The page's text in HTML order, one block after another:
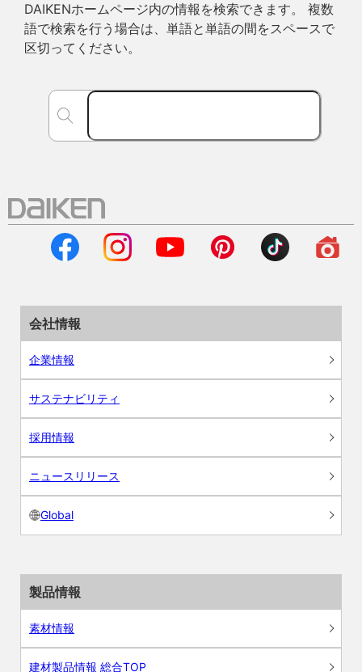
DAIKENホームページ内の情報を検索できます。 複数
語で検索を行う場合は、単語と単語の間をスペースで
区切ってください。
会社情報
企業情報
サステナビリティ
採用情報
ニュースリリース
Global
製品情報
素材情報
建材製品情報 総合TOP